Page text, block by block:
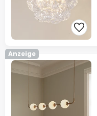
Anzeige